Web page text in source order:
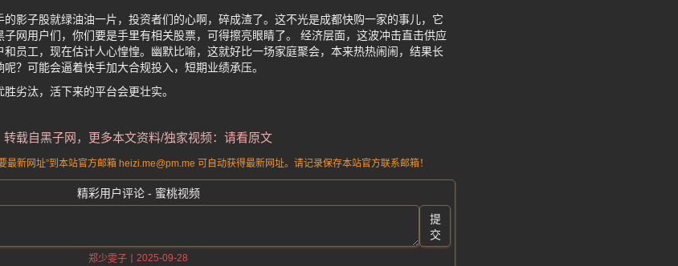
影子股就绿油油一片，投资者们的心啊，碎成渣了。这不光是成都快购一家的事儿，它
网用户们，你们要是手里有相关股票，可得擦亮眼睛了。 经济层面，这波冲击直击供应
员工，现在估计人心惶惶。幽默比喻，这就好比一场家庭聚会，本来热热闹闹，结果长
？可能会逼着快手加大合规投入，短期业绩承压。
劣汰，活下来的平台会更壮实。
转载自黑子网，更多本文资料/独家视频：请看原文
最新网址”到本站官方邮箱 heizi.me@pm.me 可自动获得最新网址。请记录保存本站官方联系邮箱！
精彩用户评论 - 蜜桃视频
提
交
郑少雯子
2025-09-28